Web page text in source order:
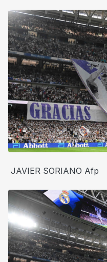
JAVIER SORIANO Afp